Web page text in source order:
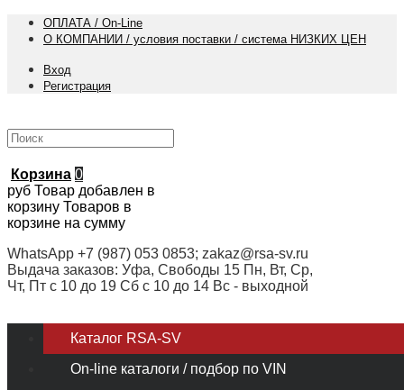
ОПЛАТА / On-Line
О КОМПАНИИ / условия поставки / система НИЗКИХ ЦЕН
Вход
Регистрация
Корзина 0
руб Товар добавлен в
корзину Товаров в
корзине на сумму
WhatsApp +7 (987) 053 0853; zakaz@rsa-sv.ru
Выдача заказов: Уфа, Свободы 15 Пн, Вт, Ср,
Чт, Пт с 10 до 19 Сб с 10 до 14 Вс - выходной
Каталог RSA-SV
On-line каталоги / подбор по VIN